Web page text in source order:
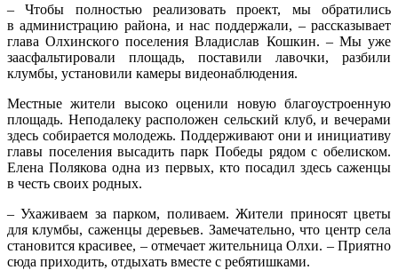
– Чтобы полностью реализовать проект, мы обратились
в администрацию района, и нас поддержали, – рассказывает
глава Олхинского поселения Владислав Кошкин. – Мы уже
заасфальтировали площадь, поставили лавочки, разбили
клумбы, установили камеры видеонаблюдения.
Местные жители высоко оценили новую благоустроенную
площадь. Неподалеку расположен сельский клуб, и вечерами
здесь собирается молодежь. Поддерживают они и инициативу
главы поселения высадить парк Победы рядом с обелиском.
Елена Полякова одна из первых, кто посадил здесь саженцы
в честь своих родных.
– Ухаживаем за парком, поливаем. Жители приносят цветы
для клумбы, саженцы деревьев. Замечательно, что центр села
становится красивее, – отмечает жительница Олхи. – Приятно
сюда приходить, отдыхать вместе с ребятишками.